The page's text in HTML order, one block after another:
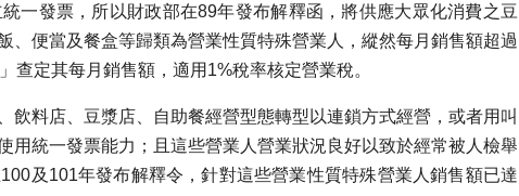
一發票，所以財政部在89年發布解釋函，將供應大眾化消費之豆
、便當及餐盒等歸類為營業性質特殊營業人，縱然每月銷售額超過
查定其每月銷售額，適用1%稅率核定營業稅。
飲料店、豆漿店、自助餐經營型態轉型以連鎖方式經營，或者用叫
用統一發票能力；且這些營業人營業狀況良好以致於經常被人檢舉
及101年發布解釋令，針對這些營業性質特殊營業人銷售額已達